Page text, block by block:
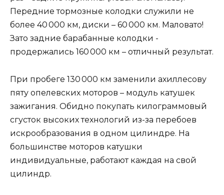
Передние тормозные колодки служили не
более 40 000 км, диски – 60 000 км. Маловато!
Зато задние барабанные колодки ­
продержались 160 000 км – отличный результат.
При пробеге 130 000 км заменили ахиллесову
пяту опелевских моторов – модуль катушек
зажигания. Обидно покупать килограммовый
сгусток высоких технологий из-за перебоев
искрообразования в одном цилиндре. На
большинстве моторов катушки
индивидуальные, ­работают каждая на свой
цилиндр.